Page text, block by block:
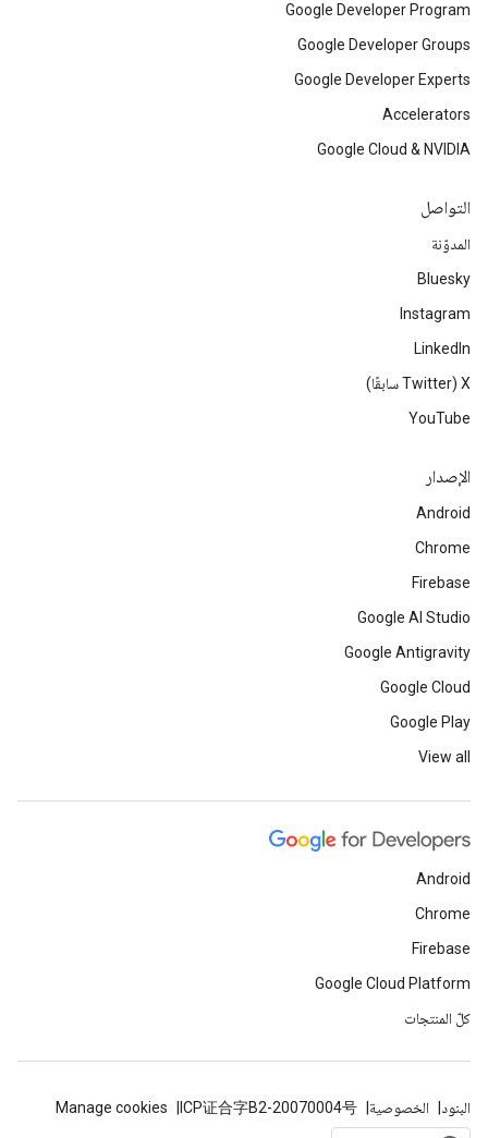
Google Developer Program
Google Developer Groups
Google Developer Experts
Accelerators
Google Cloud & NVIDIA
التواصل
المدوّنة
Bluesky
Instagram
LinkedIn
‫X ‏(Twitter سابقًا)
YouTube
الإصدار
Android
Chrome
Firebase
Google AI Studio
Google Antigravity
Google Cloud
Google Play
View all
Android
Chrome
Firebase
Google Cloud Platform
كلّ المنتجات
البنود الخصوصية ICP证合字B2-20070004号
Manage cookies